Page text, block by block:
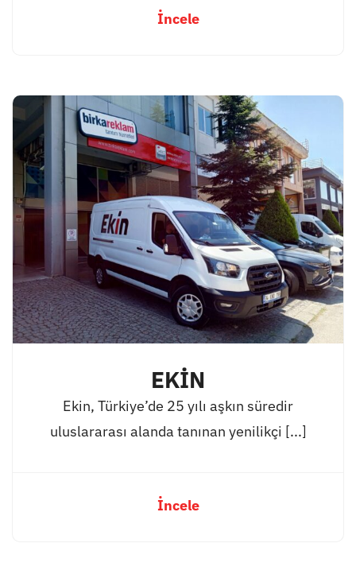
İncele
EKİN
Ekin, Türkiye’de 25 yılı aşkın süredir
uluslararası alanda tanınan yenilikçi [...]
İncele